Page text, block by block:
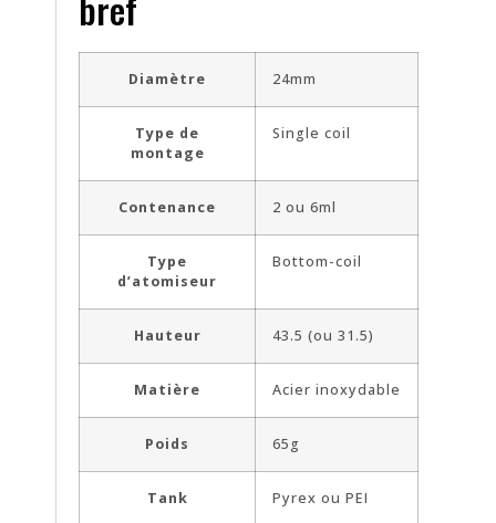
Diamètre 24mm
Type de
montage
Single coil
Contenance 2 ou 6ml
Type
d’atomiseur
Bottom-coil
Hauteur 43.5 (ou 31.5)
Matière Acier inoxydable
Poids 65g
Tank Pyrex ou PEI